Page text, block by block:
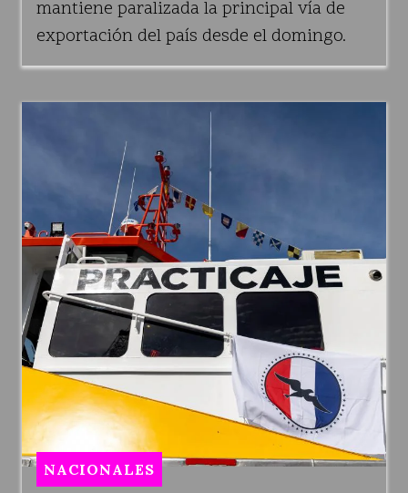
mantiene paralizada la principal vía de
exportación del país desde el domingo.
NACIONALES